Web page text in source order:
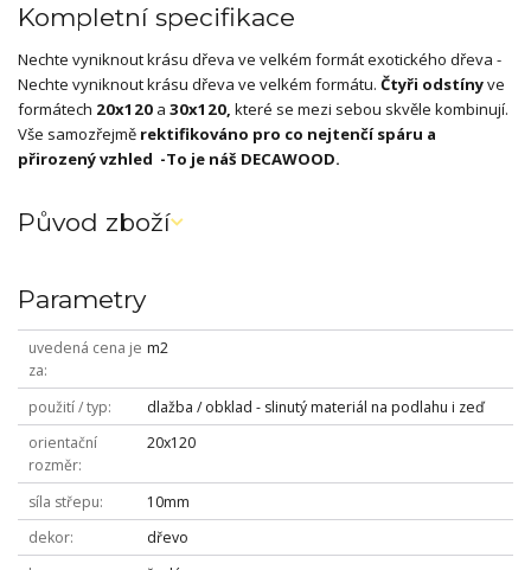
Kompletní specifikace
Nechte vyniknout krásu dřeva ve velkém formát exotického dřeva -
Nechte vyniknout krásu dřeva ve velkém formátu. Čtyři odstínyve
formátech 20x120 a 30x120, které se mezi sebou skvěle kombinují.
Vše samozřejmě rektifikováno pro co nejtenčí spáru a
přirozený vzhled -To je náš DECAWOOD.
Původ zboží
Parametry
uvedená cena je
za
m2
použití / typ
dlažba / obklad - slinutý materiál na podlahu i zeď
orientační
rozměr
20x120
síla střepu
10mm
dekor
dřevo